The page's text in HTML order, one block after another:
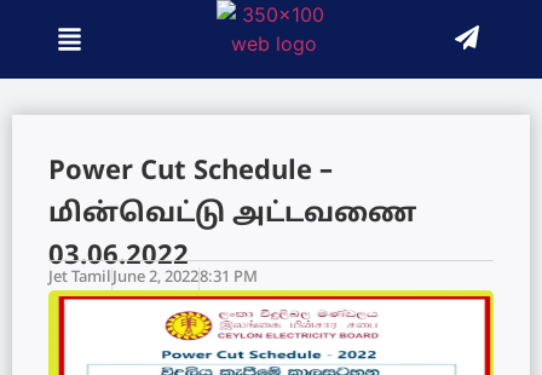
Power Cut Schedule –
மின்வெட்டு அட்டவணை
03.06.2022
Jet Tamil June 2, 20228:31 PM